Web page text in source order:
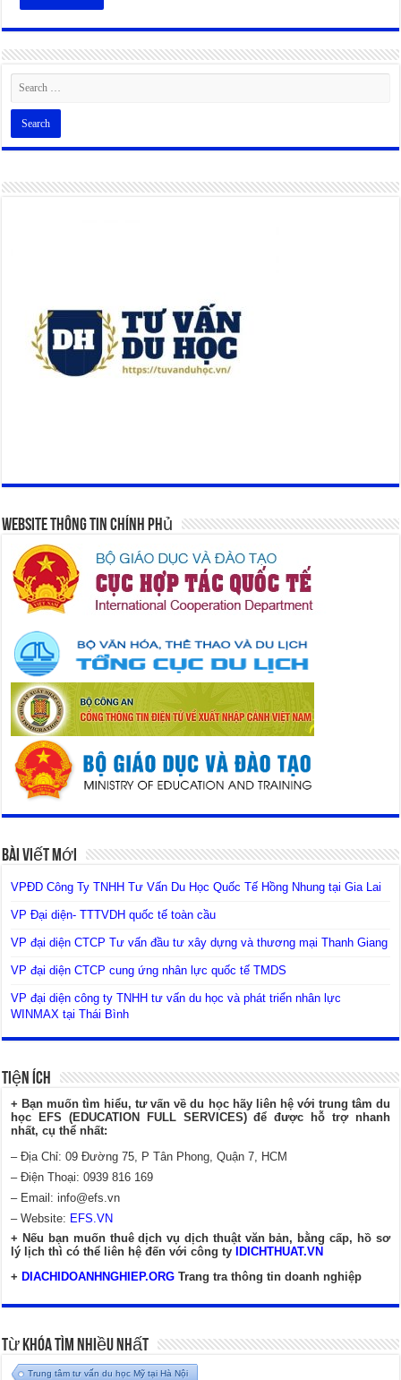
Alternative:
Website Thông Tin Chính Phủ
Bài Viết Mới
VPĐD Công Ty TNHH Tư Vấn Du Học Quốc Tế Hồng Nhung tại Gia Lai
VP Đại diện- TTTVDH quốc tế toàn cầu
VP đại diện CTCP Tư vấn đầu tư xây dựng và thương mại Thanh Giang
VP đại diện CTCP cung ứng nhân lực quốc tế TMDS
VP đại diện công ty TNHH tư vấn du học và phát triển nhân lực
WINMAX tại Thái Bình
Tiện Ích
+ Bạn muốn tìm hiểu, tư vấn về du học hãy liên hệ với trung tâm du
học EFS (EDUCATION FULL SERVICES) để được hỗ trợ nhanh
nhất, cụ thể nhất:
– Địa Chỉ: 09 Đường 75, P Tân Phong, Quận 7, HCM
– Điện Thoại: 0939 816 169
– Email:info@efs.vn
– Website: EFS.VN
+ Nếu bạn muốn thuê dịch vụ dịch thuật văn bản, bằng cấp, hồ sơ
lý lịch thì có thể liên hệ đến với công ty
IDICHTHUAT.VN
+ DIACHIDOANHNGHIEP.ORG Trang tra thông tin doanh nghiệp
Từ Khóa Tìm Nhiều Nhất
Trung tâm tư vấn du học Mỹ tại Hà Nội